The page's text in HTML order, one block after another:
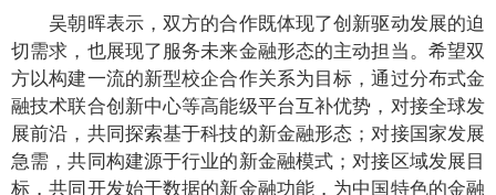
吴朝晖表示，双方的合作既体现了创新驱动发展的迫
切需求，也展现了服务未来金融形态的主动担当。希望双
方以构建一流的新型校企合作关系为目标，通过分布式金
融技术联合创新中心等高能级平台互补优势，对接全球发
展前沿，共同探索基于科技的新金融形态；对接国家发展
急需，共同构建源于行业的新金融模式；对接区域发展目
标，共同开发始于数据的新金融功能，为中国特色的金融